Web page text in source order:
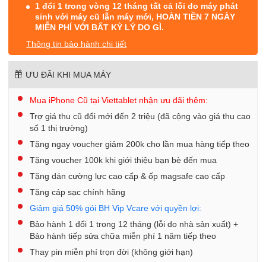
1 đổi 1 trong vòng 12 tháng tất cả lỗi do máy phát
sinh với máy cũ lẫn máy mới, HOÀN TIỀN 7 NGÀY
MIỄN PHÍ VỚI BẤT KỲ LÝ DO GÌ.
Thông tin bảo hành chi tiết
ƯU ĐÃI KHI MUA MÁY
Mua iPhone Cũ tại Viettablet nhận ưu đãi thêm:
Trợ giá thu cũ đổi mới đến 2 triệu (đã cộng vào giá thu cao
số 1 thị trường)
Tặng ngay voucher giảm 200k cho lần mua hàng tiếp theo
Tặng voucher 100k khi giới thiệu bạn bè đến mua
Tặng dán cường lực cao cấp & ốp magsafe cao cấp
Tặng cáp sạc chính hãng
Giảm giá 50% gói BH Vip Vcare với quyền lợi:
Bảo hành 1 đổi 1 trong 12 tháng (lỗi do nhà sản xuất) +
Bảo hành tiếp sửa chữa miễn phí 1 năm tiếp theo
Thay pin miễn phí trọn đời (không giới hạn)